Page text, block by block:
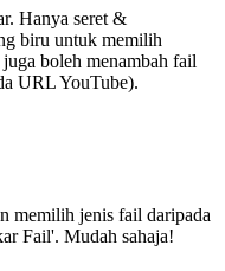
Hanya seret &
biru untuk memilih
boleh menambah fail
URL YouTube).
memilih jenis fail daripada
Fail'. Mudah sahaja!